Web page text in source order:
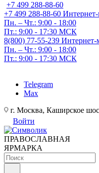
+7 499 288-88-60
+7 499 288-88-60 Интернет-
Пн. – Чт.: 9:00 - 18:00
Пт.: 9:00 - 17:30 МСК
8(800) 77-55-239 Интернет-
Пн. – Чт.: 9:00 - 18:00
Пт.: 9:00 - 17:30 МСК
Telegram
Max
г. Москва, Каширское
Войти
ПРАВОСЛАВНАЯ
ЯРМАРКА